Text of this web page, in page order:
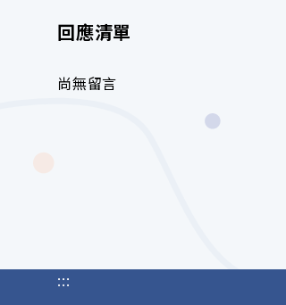
回應清單
尚無留言
:::